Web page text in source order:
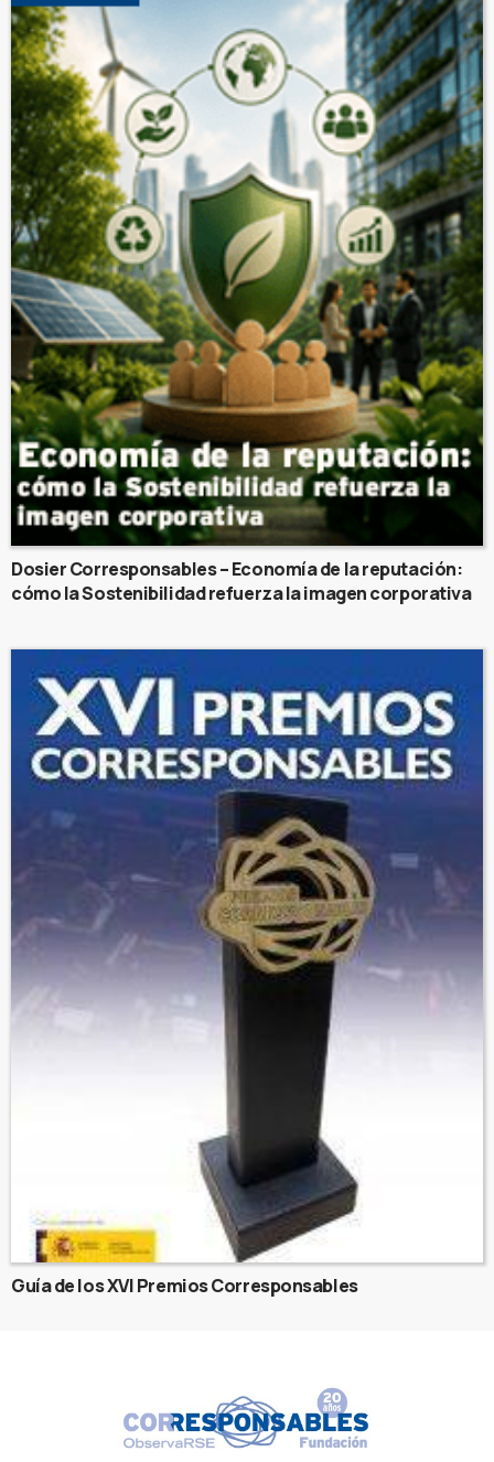
Dosier Corresponsables – Economía de la reputación:
cómo la Sostenibilidad refuerza la imagen corporativa
Guía de los XVI Premios Corresponsables